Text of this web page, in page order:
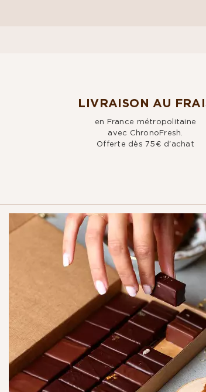
LIVRAISON AU
en France métropolitaine
avec ChronoFresh.
Offerte dès 75€ d'achat
Inscrivez-vous à
exclusivités. En